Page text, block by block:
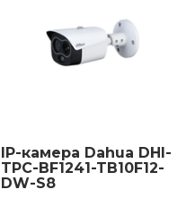
IP-камера Dahua DHI-
TPC-BF1241-TB10F12-
DW-S8